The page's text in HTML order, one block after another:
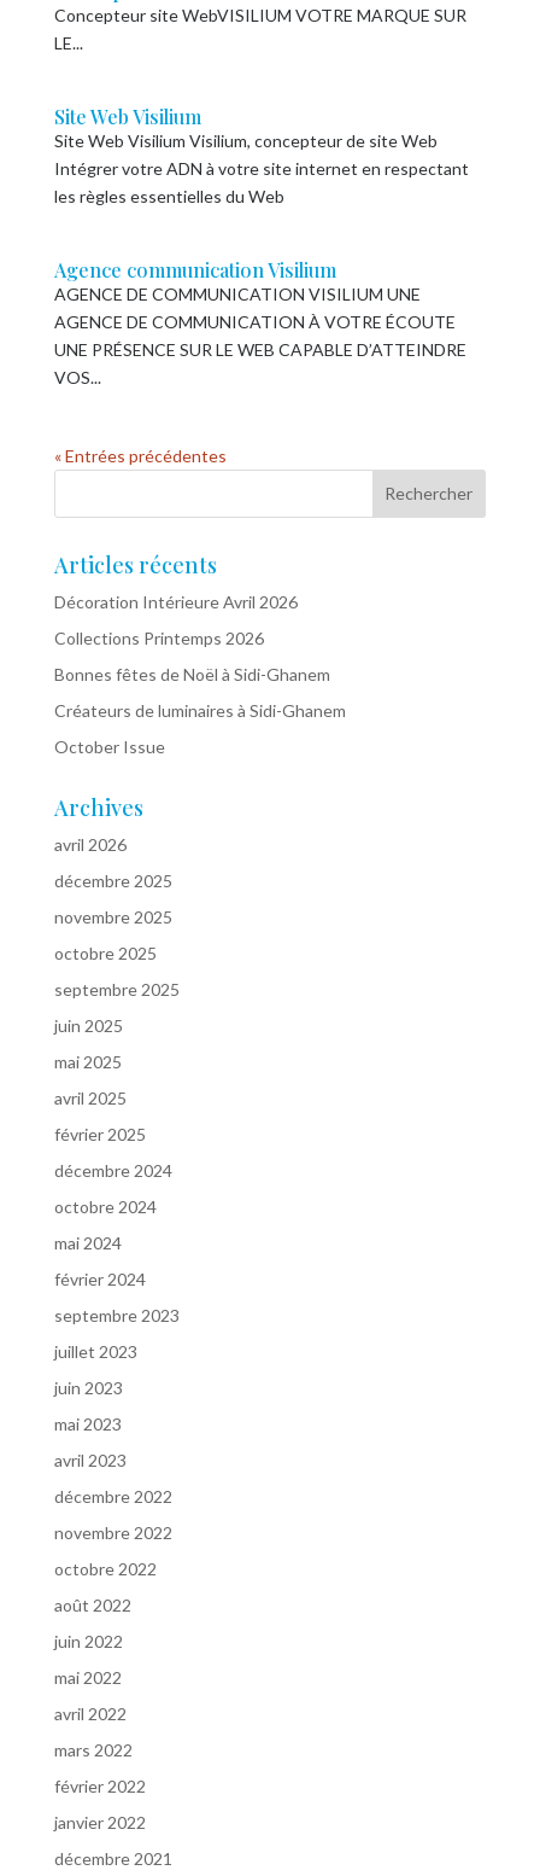
Concepteur site WebVISILIUM VOTRE MARQUE SUR
LE...
Site Web Visilium
Site Web Visilium Visilium, concepteur de site Web
Intégrer votre ADN à votre site internet en respectant
les règles essentielles du Web
Agence communication Visilium
AGENCE DE COMMUNICATION VISILIUM UNE
AGENCE DE COMMUNICATION À VOTRE ÉCOUTE
UNE PRÉSENCE SUR LE WEB CAPABLE D’ATTEINDRE
VOS...
« Entrées précédentes
Articles récents
Décoration Intérieure Avril 2026
Collections Printemps 2026
Bonnes fêtes de Noël à Sidi-Ghanem
Créateurs de luminaires à Sidi-Ghanem
October Issue
Archives
avril 2026
décembre 2025
novembre 2025
octobre 2025
septembre 2025
juin 2025
mai 2025
avril 2025
février 2025
décembre 2024
octobre 2024
mai 2024
février 2024
septembre 2023
juillet 2023
juin 2023
mai 2023
avril 2023
décembre 2022
novembre 2022
octobre 2022
août 2022
juin 2022
mai 2022
avril 2022
mars 2022
février 2022
janvier 2022
décembre 2021